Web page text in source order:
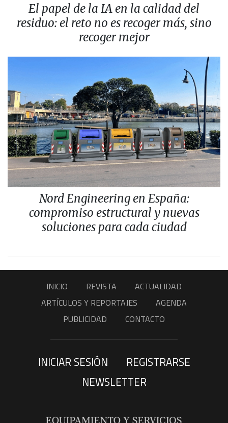
El papel de la IA en la calidad del
residuo: el reto no es recoger más, sino
recoger mejor
Nord Engineering en España:
compromiso estructural y nuevas
soluciones para cada ciudad
INICIO REVISTA
ACTUALIDAD
ARTÍCULOS Y REPORTAJES
AGENDA
PUBLICIDAD
CONTACTO
INICIAR SESIÓN
REGISTRARSE
NEWSLETTER